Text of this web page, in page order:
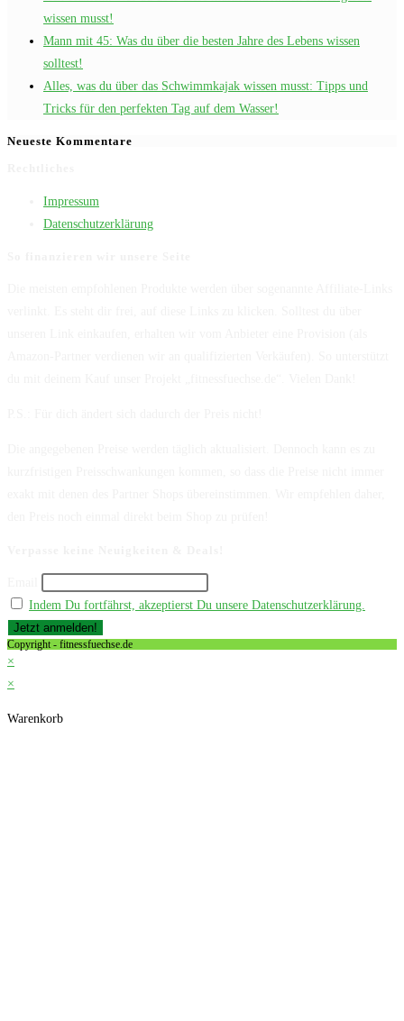
wissen musst!
Mann mit 45: Was du über die besten Jahre des Lebens wissen
solltest!
Alles, was du über das Schwimmkajak wissen musst: Tipps und
Tricks für den perfekten Tag auf dem Wasser!
Neueste Kommentare
Impressum
Datenschutzerklärung
Indem Du fortfährst, akzeptierst Du unsere Datenschutzerklärung.
Copyright - fitnessfuechse.de
×
×
Warenkorb